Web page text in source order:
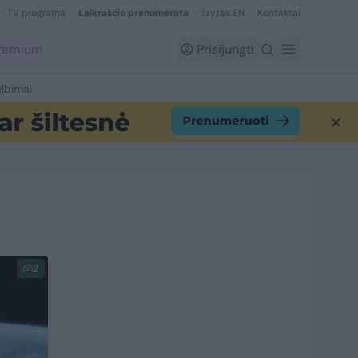
TV programa Laikraščio prenumerata Lrytas EN Kontaktai
Prisijungti
2